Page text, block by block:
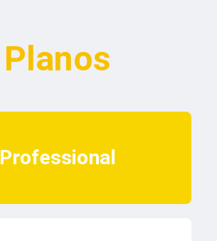
Planos
Professional